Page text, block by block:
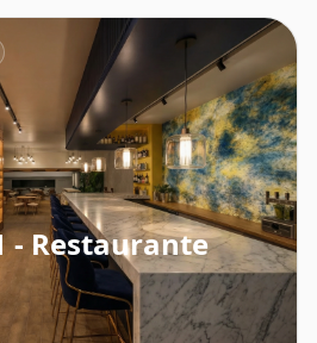
- Restaurante